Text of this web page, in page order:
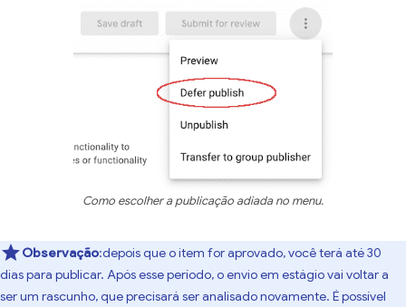
Como escolher a publicação adiada no menu.
Observação:depois que o item for aprovado, você terá até 30
dias para publicar. Após esse período, o envio em estágio vai voltar a
ser um rascunho, que precisará ser analisado novamente. É possível